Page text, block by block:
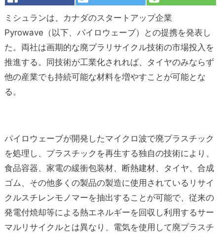
ミシュランは、カナダのスタートアップ企業
Pyrowave（以下、パイロウェーブ）との提携を発表し
た。両社は画期的な廃プラリサイクル技術の市場投入を
推進する。同技術が工業化されれば、タイヤのみならず
他の産業でも持続可能な材料を増やすことが可能とな
る。
パイロウェーブが開発したマイクロ波で廃プラスチック
を処理し、プラスチックを再生する独自の技術により、
食品容器、家電の緩衝包装材、断熱建材、タイヤ、合成
ゴム、その他多くの製品の製造に使用されているリサイ
クルスチレンモノマーを抽出することが可能で、従来の
発電付焼却等による熱エネルギーを回収し利用するサー
マルリサイクルとは異なり、電気を使用して廃プラスチ